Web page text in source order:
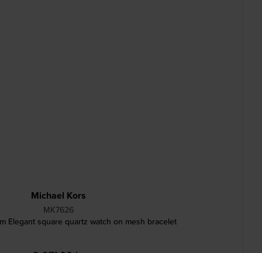
Michael Kors
MK7626
Elegant square quartz watch on mesh bracelet